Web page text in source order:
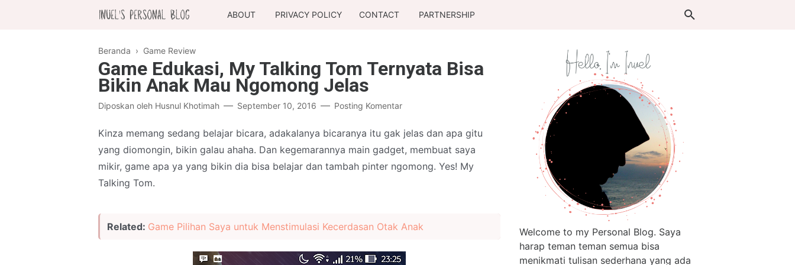
ABOUT PRIVACY POLICY CONTACT PARTNERSHIP
Beranda › Game Review
Game Edukasi, My Talking Tom Ternyata Bisa
Bikin Anak Mau Ngomong Jelas
Diposkan oleh Husnul Khotimah September 10, 2016 Posting Komentar
Kinza memang sedang belajar bicara, adakalanya bicaranya itu gak jelas dan apa gitu
yang diomongin, bikin galau ahaha. Dan kegemarannya main gadget, membuat saya
mikir, game apa ya yang bikin dia bisa belajar dan tambah pinter ngomong. Yes! My
Talking Tom.
Related: Game Pilihan Saya untuk Menstimulasi Kecerdasan Otak Anak
Welcome to my Personal Blog. Saya
harap teman teman semua bisa
menikmati tulisan sederhana yang ada